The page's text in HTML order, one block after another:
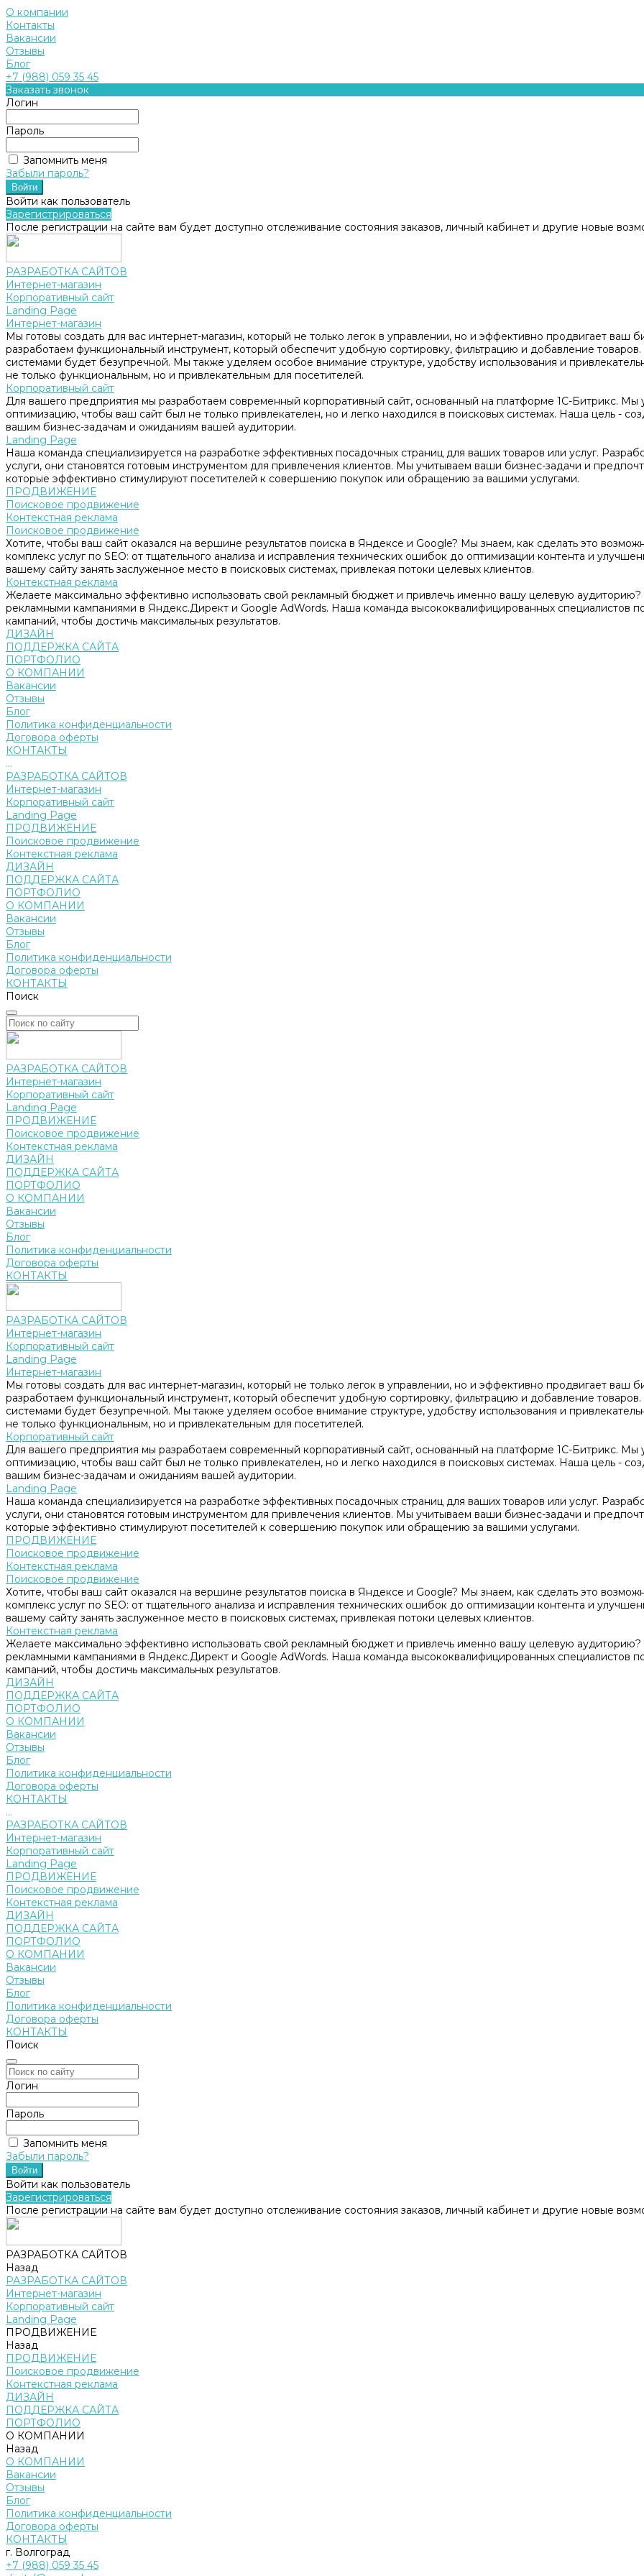
О компании
Контакты
Вакансии
Отзывы
Блог
+7 (988) 059 35 45
Заказать звонок
Логин
Пароль
Запомнить меня
Забыли пароль?
Войти как пользователь
Зарегистрироваться
После регистрации на сайте вам будет доступно отслеживание состояния заказов, личный кабинет и другие новые
РАЗРАБОТКА САЙТОВ
Интернет-магазин
Корпоративный сайт
Landing Page
Интернет-магазин
Мы готовы создать для вас интернет-магазин, который не только легок в управлении, но и эффективно продвигает ваш
разработаем функциональный инструмент, который обеспечит удобную сортировку, фильтрацию и добавление
системами будет безупречной. Мы также уделяем особое внимание структуре, удобству использования и
не только функциональным, но и привлекательным для посетителей.
Корпоративный сайт
Для вашего предприятия мы разработаем современный корпоративный сайт, основанный на платформе 1С-Битрикс. Мы
оптимизацию, чтобы ваш сайт был не только привлекателен, но и легко находился в поисковых системах. Наша цель -
вашим бизнес-задачам и ожиданиям вашей аудитории.
Landing Page
Наша команда специализируется на разработке эффективных посадочных страниц для ваших товаров или услуг.
услуги, они становятся готовым инструментом для привлечения клиентов. Мы учитываем ваши бизнес-задачи и
которые эффективно стимулируют посетителей к совершению покупок или обращению за вашими услугами.
ПРОДВИЖЕНИЕ
Поисковое продвижение
Контекстная реклама
Поисковое продвижение
Хотите, чтобы ваш сайт оказался на вершине результатов поиска в Яндексе и Google? Мы знаем, как сделать это
комплекс услуг по SEO: от тщательного анализа и исправления технических ошибок до оптимизации контента и
вашему сайту занять заслуженное место в поисковых системах, привлекая потоки целевых клиентов.
Контекстная реклама
Желаете максимально эффективно использовать свой рекламный бюджет и привлечь именно вашу целевую
рекламными кампаниями в Яндекс.Директ и Google AdWords. Наша команда высококвалифицированных специалистов
кампаний, чтобы достичь максимальных результатов.
ДИЗАЙН
ПОДДЕРЖКА САЙТА
ПОРТФОЛИО
О КОМПАНИИ
Вакансии
Отзывы
Блог
Политика конфиденциальности
Договора оферты
КОНТАКТЫ
...
РАЗРАБОТКА САЙТОВ
Интернет-магазин
Корпоративный сайт
Landing Page
ПРОДВИЖЕНИЕ
Поисковое продвижение
Контекстная реклама
ДИЗАЙН
ПОДДЕРЖКА САЙТА
ПОРТФОЛИО
О КОМПАНИИ
Вакансии
Отзывы
Блог
Политика конфиденциальности
Договора оферты
КОНТАКТЫ
Поиск
РАЗРАБОТКА САЙТОВ
Интернет-магазин
Корпоративный сайт
Landing Page
ПРОДВИЖЕНИЕ
Поисковое продвижение
Контекстная реклама
ДИЗАЙН
ПОДДЕРЖКА САЙТА
ПОРТФОЛИО
О КОМПАНИИ
Вакансии
Отзывы
Блог
Политика конфиденциальности
Договора оферты
КОНТАКТЫ
РАЗРАБОТКА САЙТОВ
Интернет-магазин
Корпоративный сайт
Landing Page
Интернет-магазин
Мы готовы создать для вас интернет-магазин, который не только легок в управлении, но и эффективно продвигает ваш
разработаем функциональный инструмент, который обеспечит удобную сортировку, фильтрацию и добавление
системами будет безупречной. Мы также уделяем особое внимание структуре, удобству использования и
не только функциональным, но и привлекательным для посетителей.
Корпоративный сайт
Для вашего предприятия мы разработаем современный корпоративный сайт, основанный на платформе 1С-Битрикс. Мы
оптимизацию, чтобы ваш сайт был не только привлекателен, но и легко находился в поисковых системах. Наша цель -
вашим бизнес-задачам и ожиданиям вашей аудитории.
Landing Page
Наша команда специализируется на разработке эффективных посадочных страниц для ваших товаров или услуг.
услуги, они становятся готовым инструментом для привлечения клиентов. Мы учитываем ваши бизнес-задачи и
которые эффективно стимулируют посетителей к совершению покупок или обращению за вашими услугами.
ПРОДВИЖЕНИЕ
Поисковое продвижение
Контекстная реклама
Поисковое продвижение
Хотите, чтобы ваш сайт оказался на вершине результатов поиска в Яндексе и Google? Мы знаем, как сделать это
комплекс услуг по SEO: от тщательного анализа и исправления технических ошибок до оптимизации контента и
вашему сайту занять заслуженное место в поисковых системах, привлекая потоки целевых клиентов.
Контекстная реклама
Желаете максимально эффективно использовать свой рекламный бюджет и привлечь именно вашу целевую
рекламными кампаниями в Яндекс.Директ и Google AdWords. Наша команда высококвалифицированных специалистов
кампаний, чтобы достичь максимальных результатов.
ДИЗАЙН
ПОДДЕРЖКА САЙТА
ПОРТФОЛИО
О КОМПАНИИ
Вакансии
Отзывы
Блог
Политика конфиденциальности
Договора оферты
КОНТАКТЫ
...
РАЗРАБОТКА САЙТОВ
Интернет-магазин
Корпоративный сайт
Landing Page
ПРОДВИЖЕНИЕ
Поисковое продвижение
Контекстная реклама
ДИЗАЙН
ПОДДЕРЖКА САЙТА
ПОРТФОЛИО
О КОМПАНИИ
Вакансии
Отзывы
Блог
Политика конфиденциальности
Договора оферты
КОНТАКТЫ
Поиск
Логин
Пароль
Запомнить меня
Забыли пароль?
Войти как пользователь
Зарегистрироваться
После регистрации на сайте вам будет доступно отслеживание состояния заказов, личный кабинет и другие новые
РАЗРАБОТКА САЙТОВ
Назад
РАЗРАБОТКА САЙТОВ
Интернет-магазин
Корпоративный сайт
Landing Page
ПРОДВИЖЕНИЕ
Назад
ПРОДВИЖЕНИЕ
Поисковое продвижение
Контекстная реклама
ДИЗАЙН
ПОДДЕРЖКА САЙТА
ПОРТФОЛИО
О КОМПАНИИ
Назад
О КОМПАНИИ
Вакансии
Отзывы
Блог
Политика конфиденциальности
Договора оферты
КОНТАКТЫ
г. Волгоград
+7 (988) 059 35 45